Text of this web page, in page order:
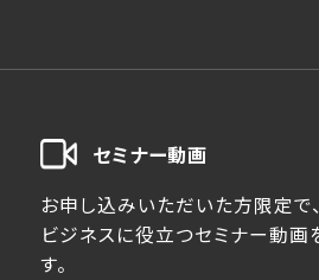
セミナー動画
お申し込みいただいた方限定で
ビジネスに役立つセミナー動画
す。